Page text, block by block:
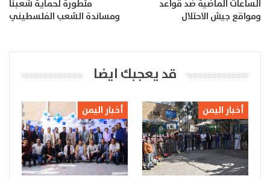
الساعات الماضية ضد قواعد
ومواقع جيش الاحتلال
متطورة لحماية شعبنا
ومساندة الشعب الفلسطيني
قد يعجبك ايضا
أخبار اليمن أخبار اليمن